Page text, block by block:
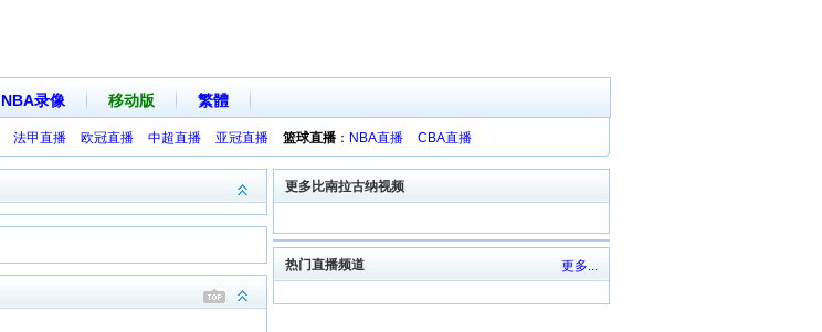
NBA录像 移动版 繁體
法甲直播 欧冠直播 中超直播 亚冠直播 篮球直播： NBA直播 CBA直播
更多比南拉古纳视频
更多...
热门直播频道